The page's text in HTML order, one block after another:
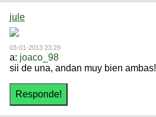
jule
03-01-2013 23:29
a: joaco_98
sii de una, andan muy bien ambas!